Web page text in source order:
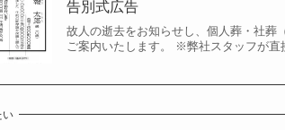
告別式広告
故人の逝去をお知らせし、個人葬・社葬
ご案内いたします。 ※弊社スタッフが直
い